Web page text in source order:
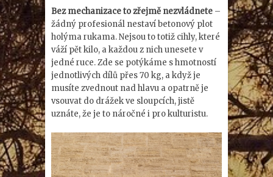
Bez mechanizace to zřejmě nezvládnete –
žádný profesionál nestaví betonový plot
holýma rukama. Nejsou to totiž cihly, které
váží pět kilo, a každou z nich unesete v
jedné ruce. Zde se potýkáme s hmotností
jednotlivých dílů přes 70 kg, a když je
musíte zvednout nad hlavu a opatrně je
vsouvat do drážek ve sloupcích, jistě
uznáte, že je to náročné i pro kulturistu.